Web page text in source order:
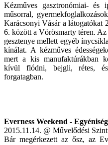
Kézműves gasztronómiai- és
műsorral,
Karácsonyi Vásár a látogatókat
6. között a Vörösmarty téren.
gesztenye mellett egyéb
kínálat. A kézműves
mert a kis manufaktúrákban
kívül flódni, bejgli, rétes,
forgatagban.
Everness Weekend -
2015.11.14. @ Művelődési Szint
Bár megérkezett az ősz, az